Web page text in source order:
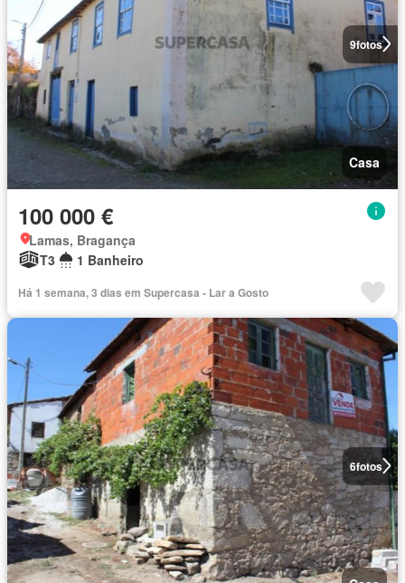
9fotos
Casa
100 000 €
Lamas, Bragança
T3
1 Banheiro
Há 1 semana, 3 dias em Supercasa - Lar a Gosto
6fotos